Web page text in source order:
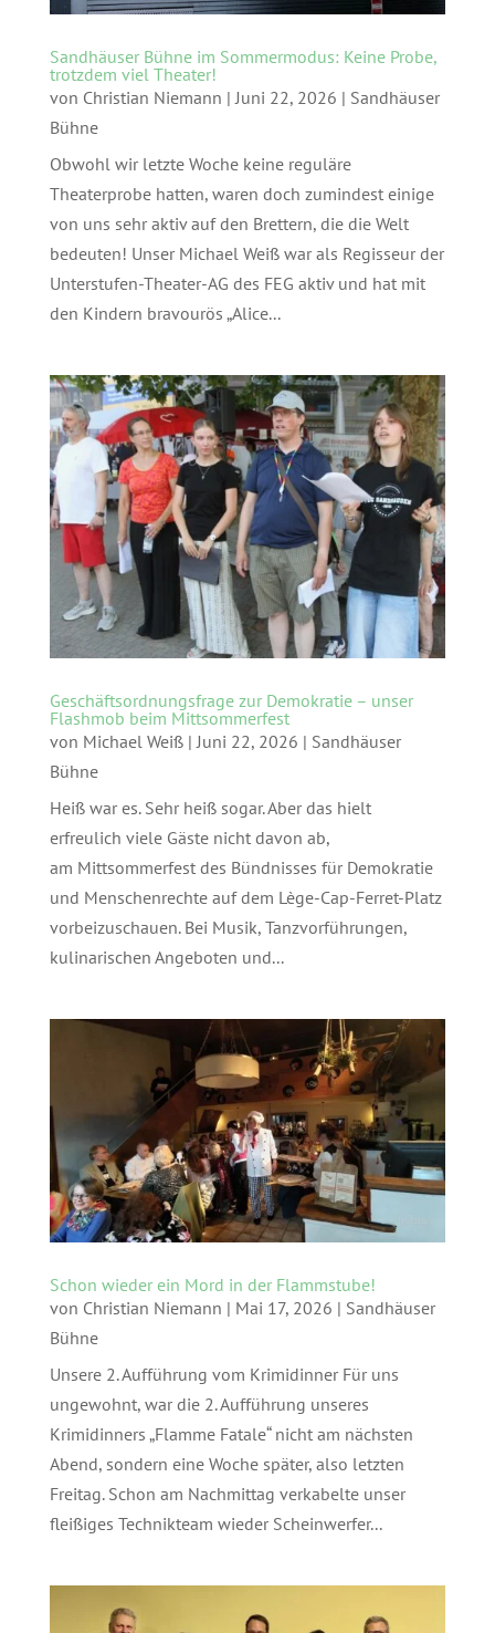
Sandhäuser Bühne im Sommermodus: Keine Probe,
trotzdem viel Theater!
von Christian Niemann |Juni 22, 2026 | Sandhäuser
Bühne
Obwohl wir letzte Woche keine reguläre
Theaterprobe hatten, waren doch zumindest einige
von uns sehr aktiv auf den Brettern, die die Welt
bedeuten! Unser Michael Weiß war als Regisseur der
Unterstufen-Theater-AG des FEG aktiv und hat mit
den Kindern bravourös „Alice...
Geschäftsordnungsfrage zur Demokratie – unser
Flashmob beim Mittsommerfest
von Michael Weiß|Juni 22, 2026 | Sandhäuser
Bühne
Heiß war es. Sehr heiß sogar. Aber das hielt
erfreulich viele Gäste nicht davon ab,
am Mittsommerfest des Bündnisses für Demokratie
und Menschenrechte auf dem Lège-Cap-Ferret-Platz
vorbeizuschauen. Bei Musik, Tanzvorführungen,
kulinarischen Angeboten und...
Schon wieder ein Mord in der Flammstube!
von Christian Niemann | Mai 17, 2026 | Sandhäuser
Bühne
Unsere 2. Aufführung vom Krimidinner Für uns
ungewohnt, war die 2. Aufführung unseres
Krimidinners „Flamme Fatale“ nicht am nächsten
Abend, sondern eine Woche später, also letzten
Freitag. Schon am Nachmittag verkabelte unser
fleißiges Technikteam wieder Scheinwerfer...